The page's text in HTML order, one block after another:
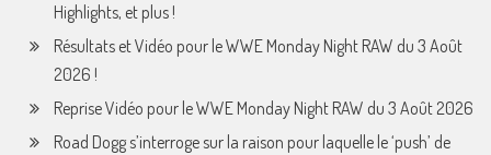
Highlights, et plus !
Résultats et Vidéo pour le WWE Monday Night RAW du 3 Août
2026 !
Reprise Vidéo pour le WWE Monday Night RAW du 3 Août 2026
Road Dogg s’interroge sur la raison pour laquelle le ‘push’ de